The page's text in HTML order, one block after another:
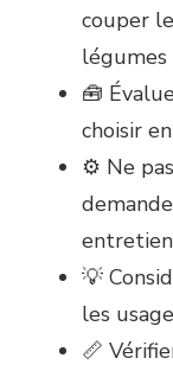
couper
légumes
🧰
choisir
⚙️ Ne
💡
les
📏